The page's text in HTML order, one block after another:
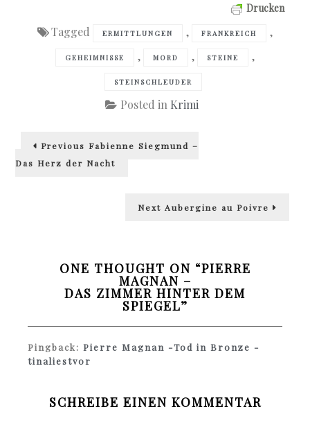
Drucken
Tagged ERMITTLUNGEN , FRANKREICH ,
GEHEIMNISSE , MORD , STEINE ,
STEINSCHLEUDER
Posted in Krimi
Beitragsnavigation
Previous Previous
Fabienne Siegmund –
Das Herz der Nacht
Next Next
Aubergine au Poivre
ONE THOUGHT ON “PIERRE
MAGNAN –
DAS ZIMMER HINTER DEM
SPIEGEL”
Pingback:Pierre Magnan -Tod in Bronze -
tinaliestvor
SCHREIBE EINEN KOMMENTAR